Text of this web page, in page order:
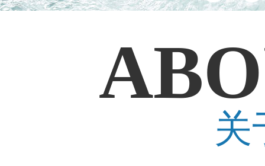
关